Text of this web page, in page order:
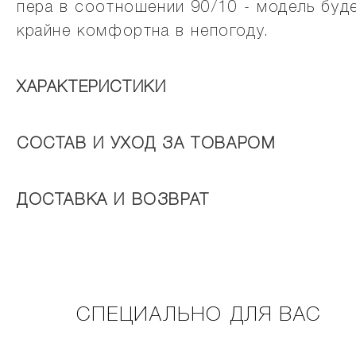
пера в соотношении 90/10 - модель
крайне комфортна в непогоду.
ХАРАКТЕРИСТИКИ
СОСТАВ И УХОД ЗА ТОВАРОМ
ДОСТАВКА И ВОЗВРАТ
СПЕЦИАЛЬНО ДЛЯ ВАС